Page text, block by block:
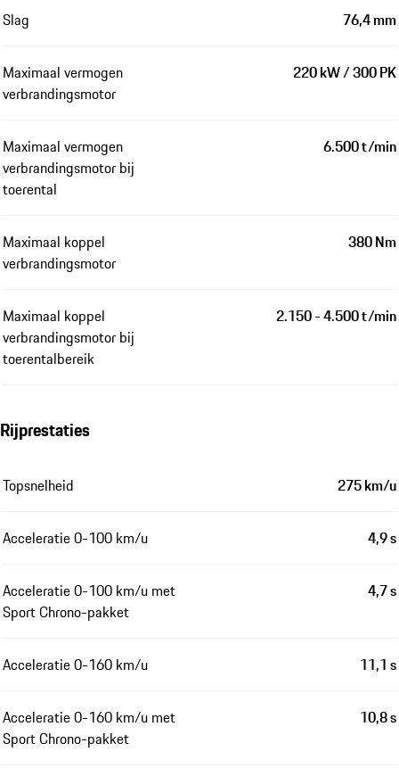
Slag 76,4 mm
Maximaal vermogen
verbrandingsmotor
220 kW / 300 PK
Maximaal vermogen
verbrandingsmotor bij
toerental
6.500 t/min
Maximaal koppel
verbrandingsmotor
380 Nm
Maximaal koppel
verbrandingsmotor bij
toerentalbereik
2.150 - 4.500 t/min
Rijprestaties
Topsnelheid 275 km/u
Acceleratie 0-100 km/u 4,9 s
Acceleratie 0-100 km/u met
Sport Chrono-pakket
4,7 s
Acceleratie 0-160 km/u 11,1 s
Acceleratie 0-160 km/u met
Sport Chrono-pakket
10,8 s